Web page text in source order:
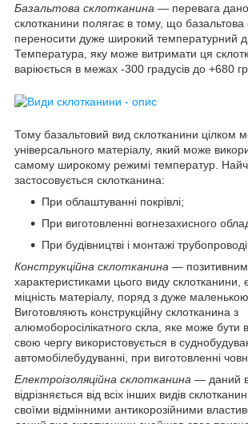
Базальтова склотканина — перевага
склотканини полягає в тому, що
переносити дуже широкий температурний
Температура, яку може витримати ця
варіюється в межах -300 градусів до +680
Тому базальтовий вид склотканини цілком
універсального матеріалу, який може
самому широкому режимі температур.
застосовується склотканина:
При облаштуванні покрівлі;
При виготовленні вогнезахисного
При будівництві і монтажі
Конструкційна склотканина —
характеристиками цього виду склотканини,
міцність матеріалу, поряд з дуже
Виготовляють конструкційну склотканина з
алюмоборосілікатного скла, яке може бути
свою чергу використовується в
автомобілебудуванні, при виготовленні
Електроізоляційна склотканина — даний
відрізняється від всіх інших видів
своїми відмінними антикорозійними